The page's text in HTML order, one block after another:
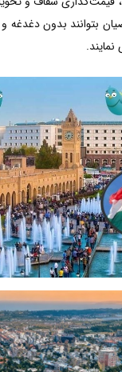
بتوانند بدون دغدغه و